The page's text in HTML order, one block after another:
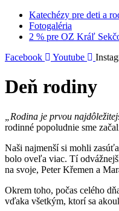
Katechézy pre deti a
Fotogaléria
2 % pre OZ Kráľ
Facebook
Youtube
Deň rodiny
„Rodina je prvou
rodinné popoludnie sme
Naši najmenší si mohli
bolo oveľa viac. Tí
na svoje, Peter Křemen a
Okrem toho, počas celého
vďaka všetkým, ktorí sa